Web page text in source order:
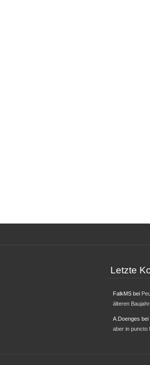
Letzte
FalkMSbei
älteren
A.Doenges bei
aber in puncto